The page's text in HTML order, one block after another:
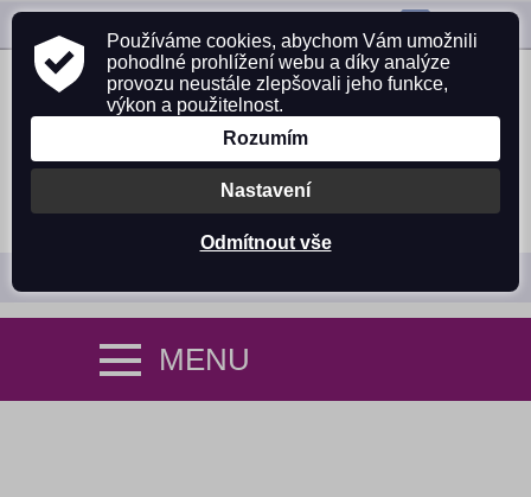
MENU
Používáme cookies, abychom Vám umožnili
pohodlné prohlížení webu a díky analýze
provozu neustále zlepšovali jeho funkce,
výkon a použitelnost.
Rozumím
Nastavení
Odmítnout vše